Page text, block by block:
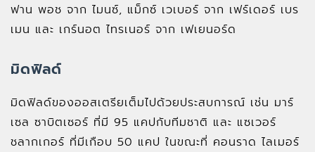
ฟาน พอช จาก ไมนซ์, แม็กซ์ เวเบอร์ จาก เฟร์เดอร์ เบร
เมน และ เกร์นอต ไทรเนอร์ จาก เฟเยนอร์ด
มิดฟิลด์
มิดฟิลด์ของออสเตรียเต็มไปด้วยประสบการณ์ เช่น มาร์
เซล ซาบิตเซอร์ ที่มี 95 แคปกับทีมชาติ และ แซเวอร์
ชลากเกอร์ ที่มีเกือบ 50 แคป ในขณะที่ คอนราด ไลเมอร์